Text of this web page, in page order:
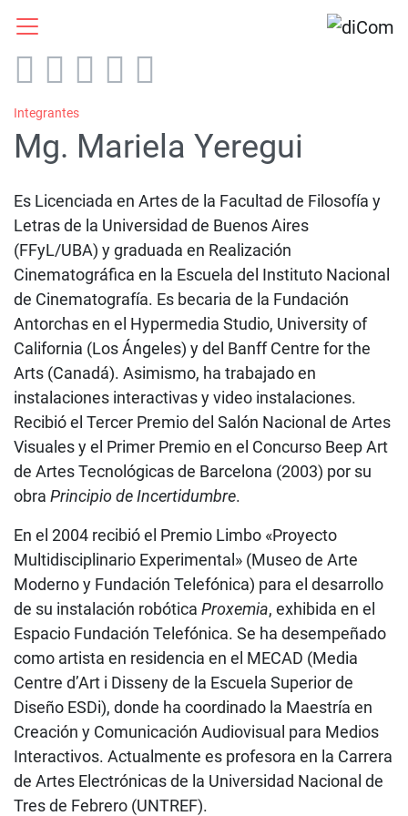
Integrantes
Mg. Mariela Yeregui
Es Licenciada en Artes de la Facultad de Filosofía y
Letras de la Universidad de Buenos Aires
(FFyL/UBA) y graduada en Realización
Cinematográfica en la Escuela del Instituto Nacional
de Cinematografía. Es becaria de la Fundación
Antorchas en el Hypermedia Studio, University of
California (Los Ángeles) y del Banff Centre for the
Arts (Canadá). Asimismo, ha trabajado en
instalaciones interactivas y video instalaciones.
Recibió el Tercer Premio del Salón Nacional de Artes
Visuales y el Primer Premio en el Concurso Beep Art
de Artes Tecnológicas de Barcelona (2003) por su
obra Principio de Incertidumbre.
En el 2004 recibió el Premio Limbo «Proyecto
Multidisciplinario Experimental» (Museo de Arte
Moderno y Fundación Telefónica) para el desarrollo
de su instalación robótica Proxemia, exhibida en el
Espacio Fundación Telefónica. Se ha desempeñado
como artista en residencia en el MECAD (Media
Centre d’Art i Disseny de la Escuela Superior de
Diseño ESDi), donde ha coordinado la Maestría en
Creación y Comunicación Audiovisual para Medios
Interactivos. Actualmente es profesora en la Carrera
de Artes Electrónicas de la Universidad Nacional de
Tres de Febrero (UNTREF).